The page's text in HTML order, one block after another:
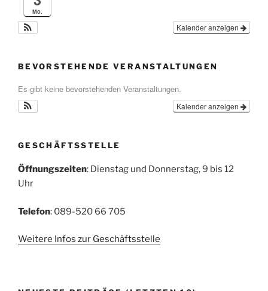
Mo.
Kalender anzeigen
BEVORSTEHENDE VERANSTALTUNGEN
Es gibt keine bevorstehenden Veranstaltungen.
Kalender anzeigen
GESCHÄFTSSTELLE
Öffnungszeiten: Dienstag und Donnerstag, 9 bis 12
Uhr
Telefon: 089-520 66 705
Weitere Infos zur Geschäftsstelle